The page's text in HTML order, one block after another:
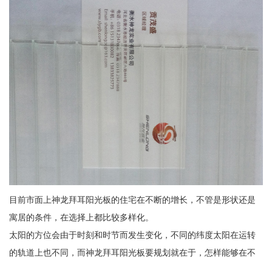
目前市面上神龙拜耳阳光板的住宅在不断的增长，不管是形状还是
寓居的条件，在选择上都比较多样化。
太阳的方位会由于时刻和时节而发生变化，不同的纬度太阳在运转
的轨道上也不同，而神龙拜耳阳光板要规划就在于，怎样能够在不